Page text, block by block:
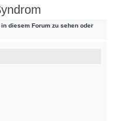
diesem Forum zu sehen oder